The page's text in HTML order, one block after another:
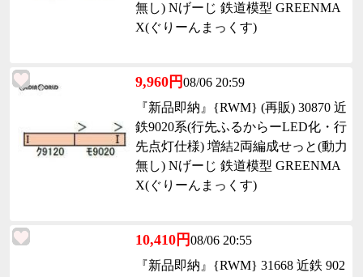
無し) Nげーじ 鉄道模型 GREENMA
X(ぐりーんまっくす)
9,960円08/06 20:59
『新品即納』{RWM} (再販) 30870 近
鉄9020系(行先ふるからーLED化・行
先点灯仕様) 増結2両編成せっと(動力
無し) Nげーじ 鉄道模型 GREENMA
X(ぐりーんまっくす)
10,410円08/06 20:55
『新品即納』{RWM} 31668 近鉄 902